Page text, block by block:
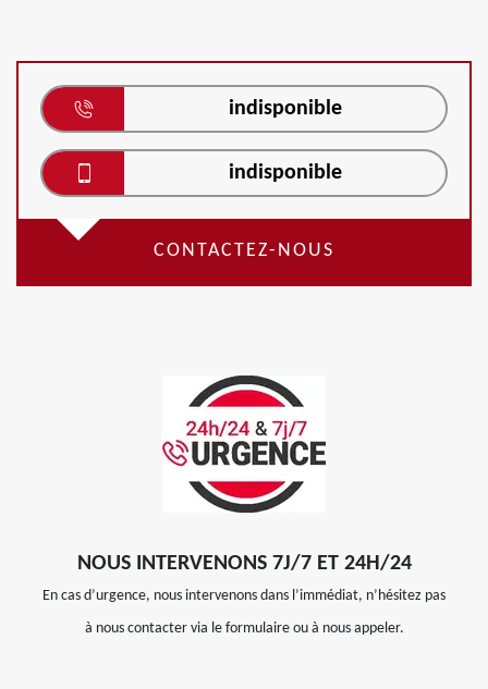
indisponible
indisponible
CONTACTEZ-NOUS
NOUS INTERVENONS 7J/7 ET 24H/24
En cas d’urgence, nous intervenons dans l’immédiat, n’hésitez pas
à nous contacter via le formulaire ou à nous appeler.